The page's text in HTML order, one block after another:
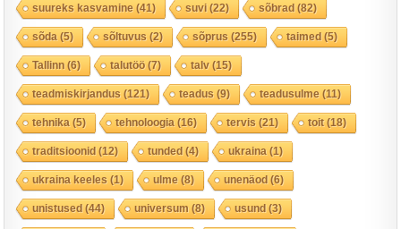
suureks kasvamine (41) suvi(22) sõbrad(82)
sõda (5) sõltuvus (2) sõprus (255) taimed(5)
Tallinn(6) talutöö(7) talv(15)
teadmiskirjandus (121) teadus (9) teadusulme (11)
tehnika (5) tehnoloogia (16) tervis (21) toit(18)
traditsioonid(12) tunded(4) ukraina (1)
ukraina keeles (1) ulme (8) unenäod(6)
unistused(44) universum (8) usund(3)